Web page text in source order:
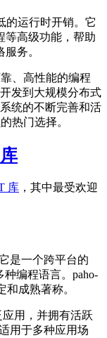
的运行时开销。它
等高级功能，帮助
务。
、高性能的编程
发到大规模分布式
统的不断完善和活
热门选择。
库 ，其中最受欢迎
是一个跨平台的
编程语言。paho-
和成熟著称。
应用，并拥有活跃
用于多种应用场